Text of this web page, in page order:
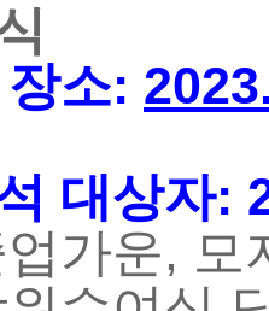
소:
대상자:
가운, 모